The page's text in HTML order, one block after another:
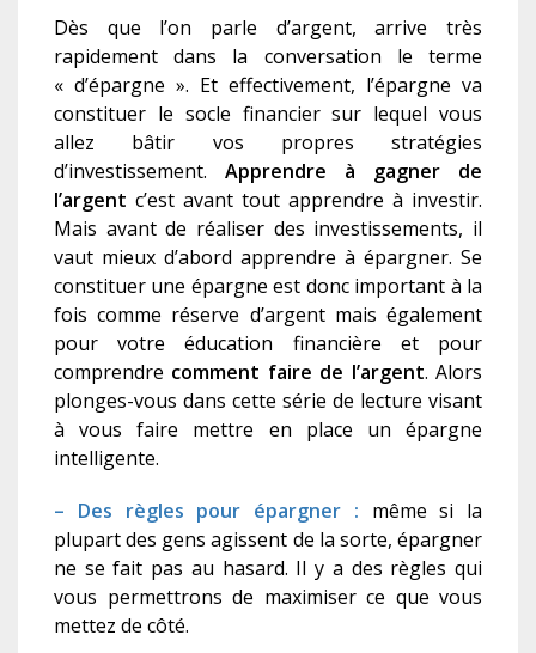
Dès que l’on parle d’argent, arrive très
rapidement dans la conversation le terme
« d’épargne ». Et effectivement, l’épargne va
constituer le socle financier sur lequel vous
allez bâtir vos propres stratégies
d’investissement. Apprendre à gagner de
l’argent c’est avant tout apprendre à investir.
Mais avant de réaliser des investissements, il
vaut mieux d’abord apprendre à épargner. Se
constituer une épargne est donc important à la
fois comme réserve d’argent mais également
pour votre éducation financière et pour
comprendre comment faire de l’argent. Alors
plonges-vous dans cette série de lecture visant
à vous faire mettre en place un épargne
intelligente.
– Des règles pour épargner : même si la
plupart des gens agissent de la sorte, épargner
ne se fait pas au hasard. Il y a des règles qui
vous permettrons de maximiser ce que vous
mettez de côté.